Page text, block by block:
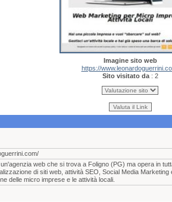
Imagine sito web
https://
Sito visitato da : 2
web che si trova a Foligno (PG) ma opera in
di siti web, attività SEO, Social Media Marketing
delle micro imprese e le attività locali.